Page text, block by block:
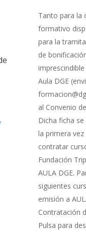
de
Bonificación
Tanto para la
formativo
para la
de
Aula DGE
al Convenio
Dicha ficha
la primera
contratar
Fundación
AULA DGE.
siguientes
emisión a
Contratación
Pulsa para